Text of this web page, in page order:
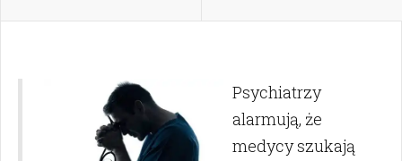
Psychiatrzy
alarmują, że
medycy szukają